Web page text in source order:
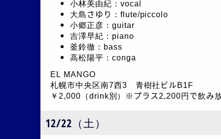
小林美由紀：vocal
大島さゆり：flute/piccolo
小郷正彦：guitar
吉澤早紀：piano
釜鈴徹：bass
高松陽平：conga
EL MANGO
札幌市中央区南7西3 青樹社ビルB1F
￥2,000（drink別）※プラス2,200円で飲み
12/22（土）